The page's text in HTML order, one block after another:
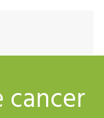
cancer